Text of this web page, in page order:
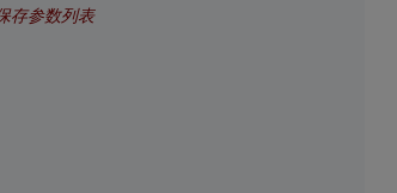
存参数列表